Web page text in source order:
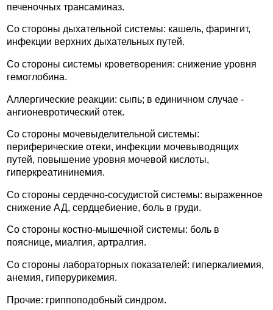
печеночных трансаминаз.
Со стороны дыхательной системы: кашель, фарингит,
инфекции верхних дыхательных путей.
Со стороны системы кроветворения: снижение уровня
гемоглобина.
Аллергические реакции: сыпь; в единичном случае -
ангионевротический отек.
Со стороны мочевыделительной системы:
периферические отеки, инфекции мочевыводящих
путей, повышение уровня мочевой кислоты,
гиперкреатининемия.
Со стороны сердечно-сосудистой системы: выраженное
снижение АД, сердцебиение, боль в груди.
Со стороны костно-мышечной системы: боль в
пояснице, миалгия, артралгия.
Со стороны лабораторных показателей: гиперкалиемия,
анемия, гиперурикемия.
Прочие: гриппоподобный синдром.